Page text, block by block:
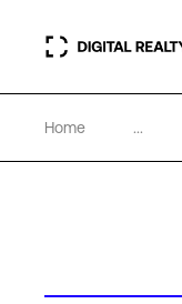
Home ...